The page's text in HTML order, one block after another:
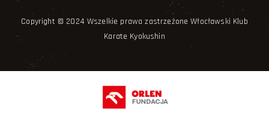
Copyright © 2024 Wszelkie prawa zastrzeżone Włocławski Klub
Karate Kyokushin